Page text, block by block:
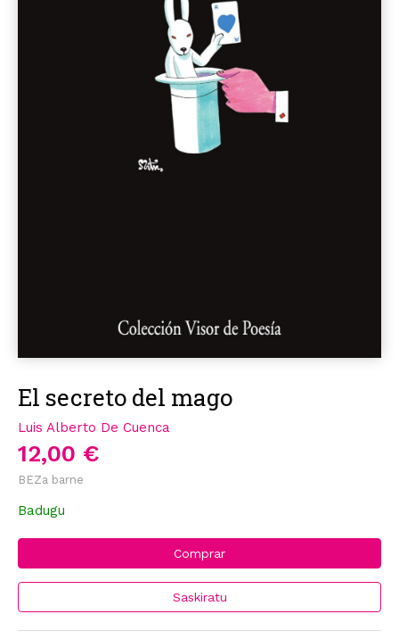
El secreto del mago
Luis Alberto De Cuenca
12,00 €
BEZa barne
Badugu
Comprar
Saskiratu